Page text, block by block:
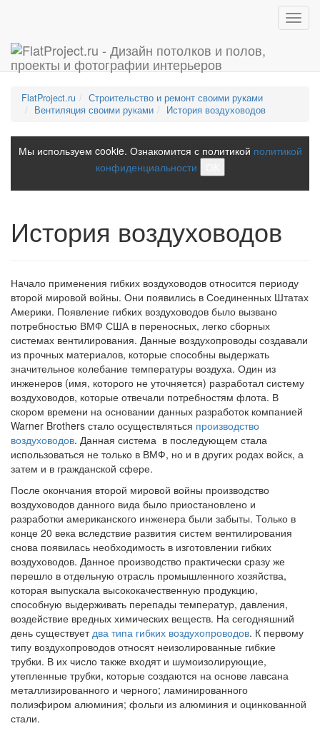
FlatProject.ru
Строительство и ремонт своими руками
Вентиляция своими руками
История воздуховодов
Мы используем cookie. Ознакомится с политикой политикой
конфиденциальности
История воздуховодов
Начало применения гибких воздуховодов относится периоду
второй мировой войны. Они появились в Соединенных Штатах
Америки. Появление гибких воздуховодов было вызвано
потребностью ВМФ США в переносных, легко сборных
системах вентилирования. Данные воздухопроводы создавали
из прочных материалов, которые способны выдержать
значительное колебание температуры воздуха. Один из
инженеров (имя, которого не уточняется) разработал систему
воздуховодов, которые отвечали потребностям флота. В
скором времени на основании данных разработок компанией
Warner Brothers стало осуществляться производство
воздуховодов. Данная система в последующем стала
использоваться не только в ВМФ, но и в других родах войск, а
затем и в гражданской сфере.
После окончания второй мировой войны производство
воздуховодов данного вида было приостановлено и
разработки американского инженера были забыты. Только в
конце 20 века вследствие развития систем вентилирования
снова появилась необходимость в изготовлении гибких
воздуховодов. Данное производство практически сразу же
перешло в отдельную отрасль промышленного хозяйства,
которая выпускала высококачественную продукцию,
способную выдерживать перепады температур, давления,
воздействие вредных химических веществ. На сегодняшний
день существуетдва типа гибких воздухопроводов. К первому
типу воздухопроводов относят неизолированные гибкие
трубки. В их число также входят и шумоизолирующие,
утепленные трубки, которые создаются на основе лавсана
металлизированного и черного; ламинированного
полиэфиром алюминия; фольги из алюминия и оцинкованной
стали.